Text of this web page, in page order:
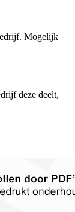
Mogelijk
deze deelt,